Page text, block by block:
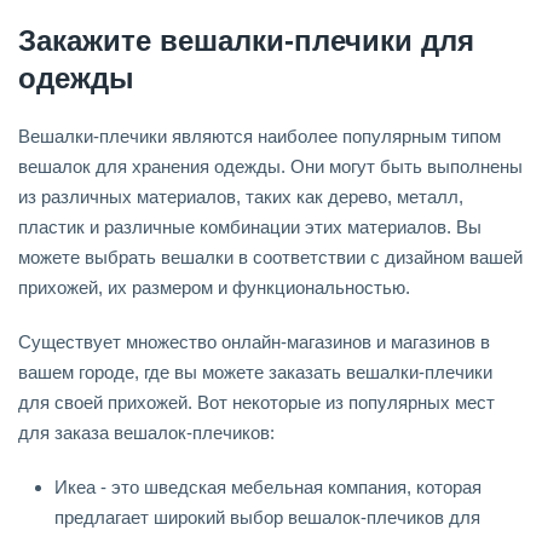
Закажите вешалки-плечики для
одежды
Вешалки-плечики являются наиболее популярным типом
вешалок для хранения одежды. Они могут быть выполнены
из различных материалов, таких как дерево, металл,
пластик и различные комбинации этих материалов. Вы
можете выбрать вешалки в соответствии с дизайном вашей
прихожей, их размером и функциональностью.
Существует множество онлайн-магазинов и магазинов в
вашем городе, где вы можете заказать вешалки-плечики
для своей прихожей. Вот некоторые из популярных мест
для заказа вешалок-плечиков:
Икеа - это шведская мебельная компания, которая
предлагает широкий выбор вешалок-плечиков для